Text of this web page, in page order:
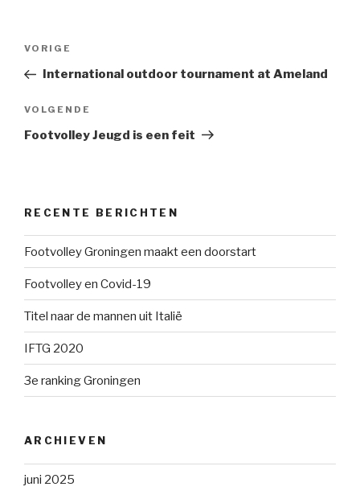
Vorig
bericht
VORIGE
International outdoor tournament at Ameland
Volgend
bericht
VOLGENDE
Footvolley Jeugd is een feit
RECENTE BERICHTEN
Footvolley Groningen maakt een doorstart
Footvolley en Covid-19
Titel naar de mannen uit Italië
IFTG 2020
3e ranking Groningen
ARCHIEVEN
juni 2025